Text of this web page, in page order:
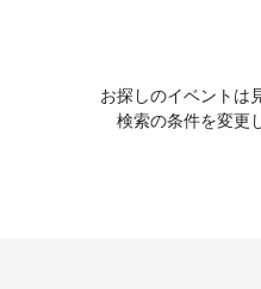
お探しのイベントは
検索の条件を変更